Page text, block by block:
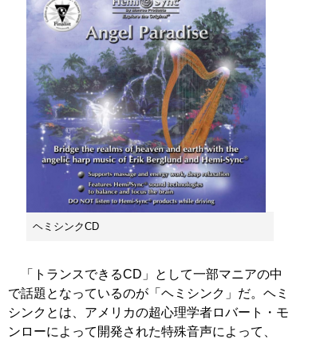
ヘミシンクCD
「トランスできるCD」として一部マニアの中
で話題となっているのが「ヘミシンク」だ。ヘミ
シンクとは、アメリカの超心理学者ロバート・モ
ンローによって開発された特殊音声によって、